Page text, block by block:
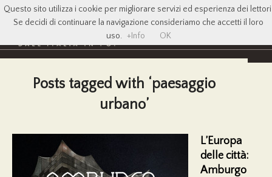
Posts tagged with ‘paesaggio
urbano’
L’Europa
delle città:
Amburgo
Questo sito utilizza i cookie per migliorare servizi ed esperienza dei
Se decidi di continuare la navigazione consideriamo che accetti il loro
uso. +Info OK